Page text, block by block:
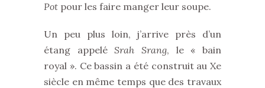
Pot pour les faire manger leur soupe.
Un peu plus loin, j’arrive près d’un
étang appeléSrah Srang, le « bain
royal ». Ce bassin a été construit au Xe
siècle en même temps que des travaux